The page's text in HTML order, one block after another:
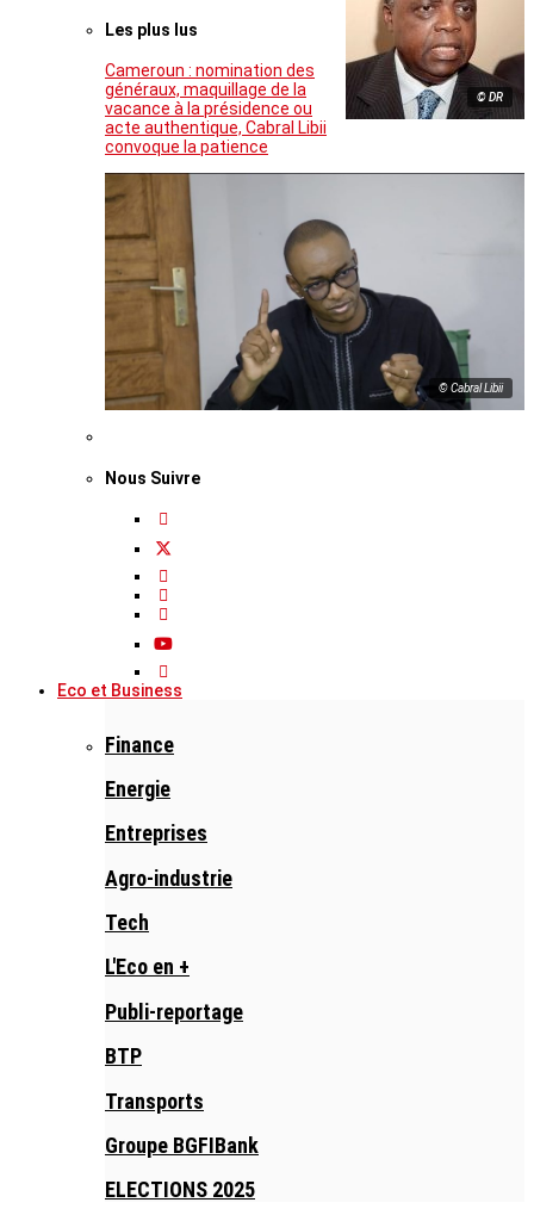
© DR
Les plus lus
Cameroun : nomination des
généraux, maquillage de la
vacance à la présidence ou
acte authentique, Cabral Libii
convoque la patience
© Cabral Libii
Nous Suivre
Eco et Business
Finance
Energie
Entreprises
Agro-industrie
Tech
L'Eco en +
Publi-reportage
BTP
Transports
Groupe BGFIBank
ELECTIONS 2025